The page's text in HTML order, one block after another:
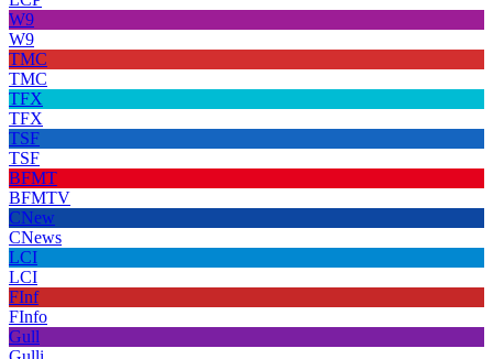
W9
W9
TMC
TMC
TFX
TFX
TSF
TSF
BFMT
BFMTV
CNew
CNews
LCI
LCI
FInf
FInfo
Gull